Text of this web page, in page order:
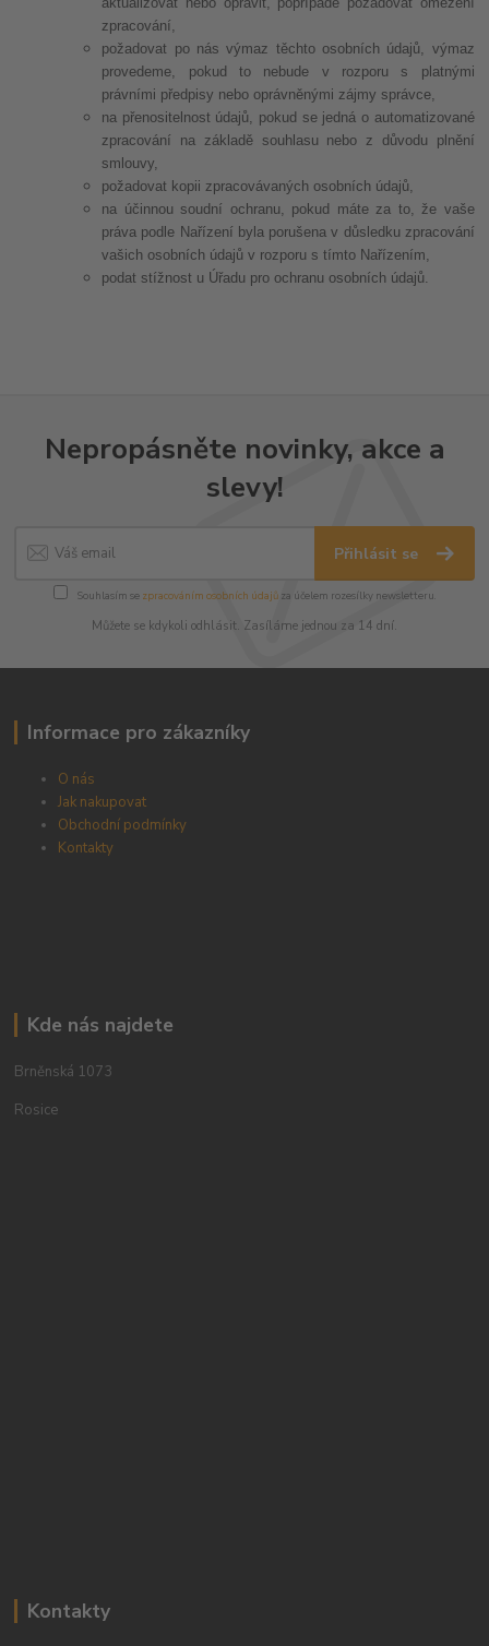
zpracování,
požadovat po nás výmaz těchto osobních údajů, výmaz
provedeme, pokud to nebude v rozporu s platnými
právními předpisy nebo oprávněnými zájmy správce,
na přenositelnost údajů, pokud se jedná o automatizované
zpracování na základě souhlasu nebo z důvodu plnění
smlouvy,
požadovat kopii zpracovávaných osobních údajů,
na účinnou soudní ochranu, pokud máte za to, že vaše
práva podle Nařízení byla porušena v důsledku zpracování
vašich osobních údajů v rozporu s tímto Nařízením,
podat stížnost u Úřadu pro ochranu osobních údajů.
Nepropásněte novinky, akce a
slevy!
Přihlásit se
Souhlasím se zpracováním osobních údajůza účelem rozesílky newsletteru.
Můžete se kdykoli odhlásit. Zasíláme jednou za 14 dní.
Informace pro zákazníky
O nás
Jak nakupovat
Obchodní podmínky
Kontakty
Kde nás najdete
Brněnská 1073
Rosice
Kontakty